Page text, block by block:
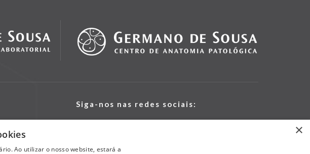
Siga-nos nas redes sociais:
×
Ao utilizar o nosso website, estará a